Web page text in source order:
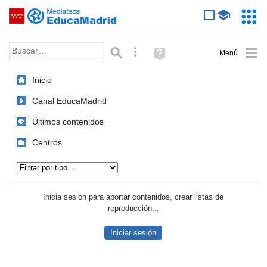
Saltar navegación
Palabra o frase: Búsqueda avanzada
Ayuda
(en
Inicio
Canal EducaMadrid
Últimos contenidos
Centros
Inicia sesión para aportar contenidos, crear listas de
reproducción...
Iniciar sesión